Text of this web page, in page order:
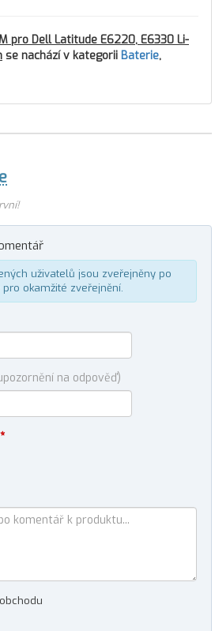
pro Dell Latitude E6220, E6330 Li-
se nachází v kategorii Baterie,
uživatelů jsou zveřejněny po
pro okamžité zveřejnění.
na odpověď)
*